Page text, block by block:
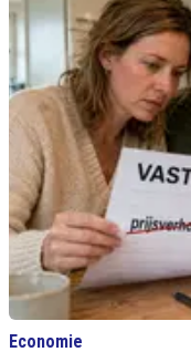
Economie